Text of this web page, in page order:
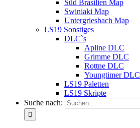
Süd Brasilien Map
Swiniaki Map
Untergriesbach Map
LS19 Sonstiges
DLC`s
Apline DLC
Grimme DLC
Rottne DLC
Youngtimer DLC
LS19 Paletten
LS19 Skripte
Suche nach: